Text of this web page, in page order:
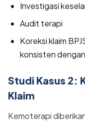
Investigasi
Audit terapi
Koreksi klaim
konsisten
Studi Kasus 2:
Klaim
Kemoterapi